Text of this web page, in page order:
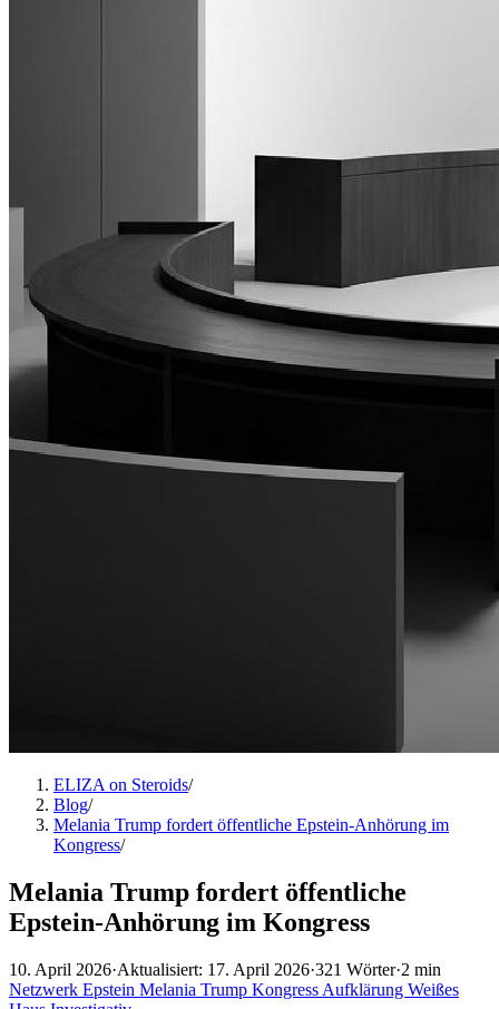
ELIZA on Steroids/
Blog/
Melania Trump fordert öffentliche Epstein-Anhörung im
Kongress/
Melania Trump fordert öffentliche
Epstein-Anhörung im Kongress
10. April 2026·Aktualisiert: 17. April 2026·321 Wörter·2 min
Netzwerk Epstein Melania Trump Kongress Aufklärung Weißes